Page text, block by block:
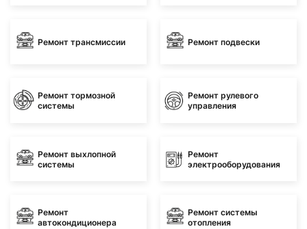
Ремонт трансмиссии Ремонт подвески
Ремонт тормозной
системы
Ремонт рулевого
управления
Ремонт выхлопной
системы
Ремонт
электрооборудования
Ремонт
автокондиционера
Ремонт системы
отопления